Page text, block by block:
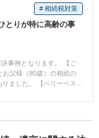
と聞いていました。」と
て弁護士は、まず、「特
を指摘し、「特別受益と
与や遺贈を受けている
利益分を持ち戻したも
をもって相続分を計算し
の事業に貢献するなど
場合に、この寄与を遺
は、相続分に寄与分を
、無事に遺産分割を終え
音信不通で連絡がとれな
ことです。 このような
相談をして弁護士に依
分割が進まないことで
ある等負担があります
# 相続税対策
とりが特に高齢の事
事例となります。 【ご
お父様（80歳）の相続の
ました。 【ベリーベス
ドバイスをもとに、不
奥様はびっくりしまし